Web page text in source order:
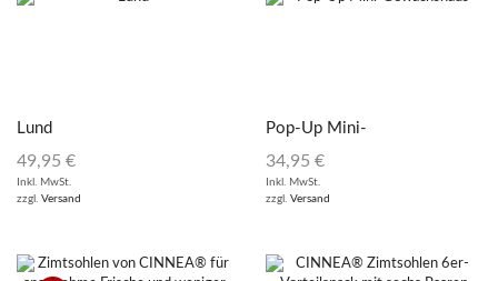
Lund
49,95 €
Inkl. MwSt.
zzgl. Versand
Pop-Up Mini-
Gewächshaus
34,95 €
Inkl. MwSt.
zzgl. Versand